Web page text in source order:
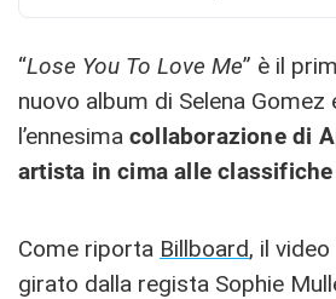
“Lose You To Love Me” è il
nuovo album di Selena Gomez
l’ennesima collaborazione di
artista in cima alle
Come riporta Billboard, il
girato dalla regista Sophie